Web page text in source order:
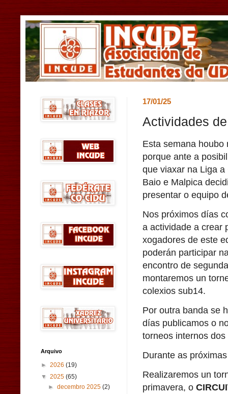
17/01/25
Actividades
Esta semana houbo
porque ante a
que viaxar na Liga a
Baio e Malpica
presentar o equipo
Nos próximos días
a actividade a crear
xogadores de este
poderán participar
encontro de
montaremos un
colexios sub14.
Por outra banda se
días publicamos o
torneos internos dos
Durante as
Realizaremos un
primavera, o
Arquivo
► 2026 (19)
▼ 2025 (65)
►decembro 2025(2)